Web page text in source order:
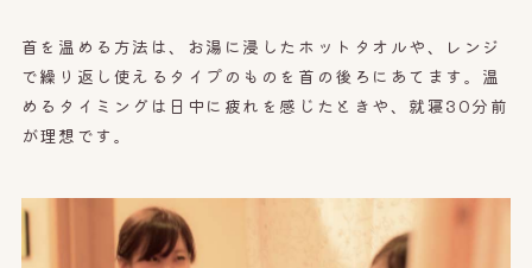
首を温める方法は、お湯に浸したホットタオルや、レンジ
で繰り返し使えるタイプのものを首の後ろにあてます。温
めるタイミングは日中に疲れを感じたときや、就寝30分前
が理想です。